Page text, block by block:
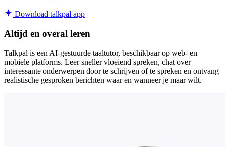
Download talkpal app
Altijd en overal leren
Talkpal is een AI-gestuurde taaltutor, beschikbaar op web- en
mobiele platforms. Leer sneller vloeiend spreken, chat over
interessante onderwerpen door te schrijven of te spreken en ontvang
realistische gesproken berichten waar en wanneer je maar wilt.